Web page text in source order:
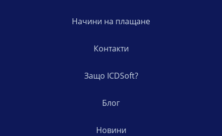
Начини на плащане
Контакти
Защо ICDSoft?
Блог
Новини